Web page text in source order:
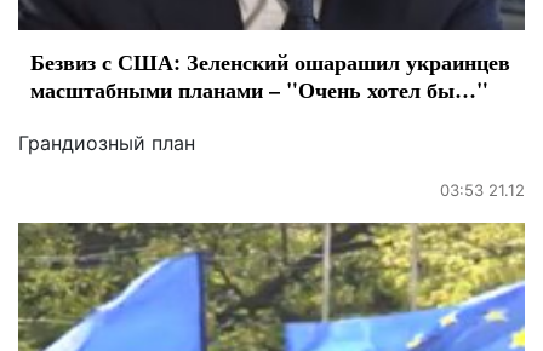
Безвиз с США: Зеленский ошарашил украинцев
масштабными планами – "Очень хотел бы…"
Грандиозный план
03:53 21.12